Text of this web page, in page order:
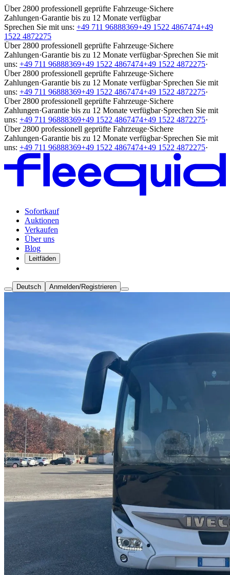
Über 2800 professionell geprüfte Fahrzeuge·Sichere
Zahlungen·Garantie bis zu 12 Monate verfügbar
Sprechen Sie mit uns: +49 711 96888369+49 1522 4867474+49
1522 4872275
Über 2800 professionell geprüfte Fahrzeuge·Sichere
Zahlungen·Garantie bis zu 12 Monate verfügbar·Sprechen Sie mit
uns: +49 711 96888369+49 1522 4867474+49 1522 4872275·
Über 2800 professionell geprüfte Fahrzeuge·Sichere
Zahlungen·Garantie bis zu 12 Monate verfügbar·Sprechen Sie mit
uns: +49 711 96888369+49 1522 4867474+49 1522 4872275·
Über 2800 professionell geprüfte Fahrzeuge·Sichere
Zahlungen·Garantie bis zu 12 Monate verfügbar·Sprechen Sie mit
uns: +49 711 96888369+49 1522 4867474+49 1522 4872275·
Über 2800 professionell geprüfte Fahrzeuge·Sichere
Zahlungen·Garantie bis zu 12 Monate verfügbar·Sprechen Sie mit
uns: +49 711 96888369+49 1522 4867474+49 1522 4872275·
Sofortkauf
Auktionen
Verkaufen
Über uns
Blog
Leitfäden
Deutsch Anmelden/Registrieren